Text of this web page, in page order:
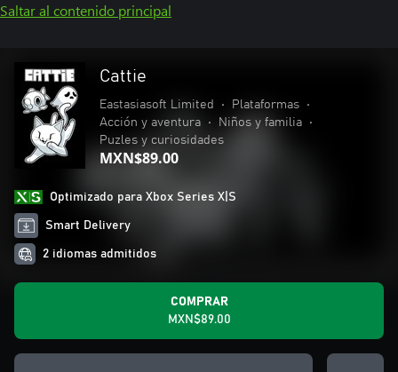
Saltar al contenido principal
Cattie
Eastasiasoft Limited • Plataformas
•
Acción y aventura
• Niños y familia
•
Puzles y curiosidades
MXN$89.00
Optimizado para Xbox Series X|S
Smart Delivery
2 idiomas admitidos
COMPRAR
MXN$89.00